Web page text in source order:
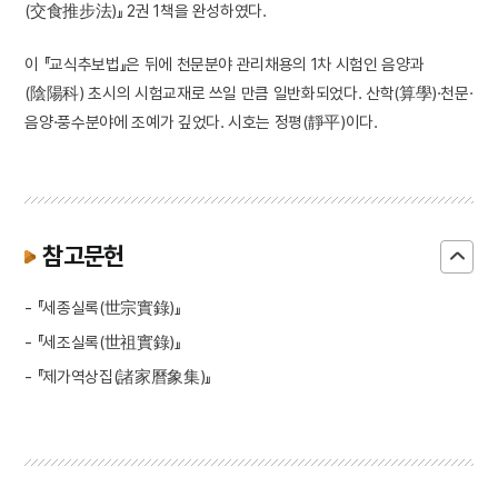
(交食推步法)』 2권 1책을 완성하였다.
이 『교식추보법』은 뒤에 천문분야 관리채용의 1차 시험인 음양과
(陰陽科) 초시의 시험교재로 쓰일 만큼 일반화되었다. 산학(算學)·천문·
음양·풍수분야에 조예가 깊었다. 시호는 정평(靜平)이다.
참고문헌
- 『세종실록(世宗實錄)』
- 『세조실록(世祖實錄)』
- 『제가역상집(諸家曆象集)』